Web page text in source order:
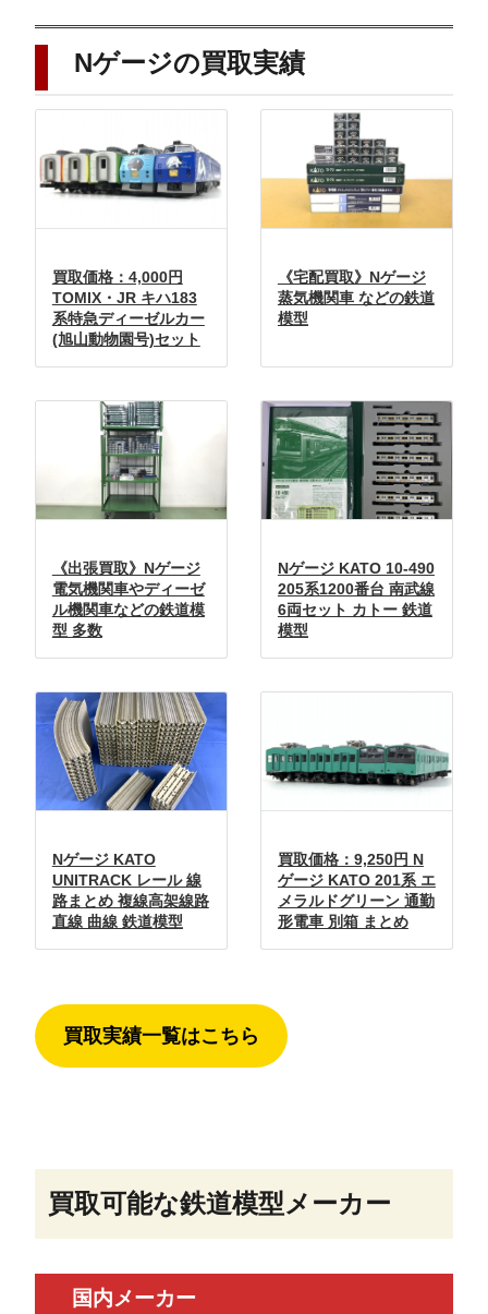
Nゲージの買取実績
買取価格：4,000円
TOMIX・JR キハ183
系特急ディーゼルカー
(旭山動物園号)セット
《宅配買取》Nゲージ
蒸気機関車 などの鉄道
模型
《出張買取》Nゲージ
電気機関車やディーゼ
ル機関車などの鉄道模
型 多数
Nゲージ KATO 10-490
205系1200番台 南武線
6両セット カトー 鉄道
模型
Nゲージ KATO
UNITRACK レール 線
路まとめ 複線高架線路
直線 曲線 鉄道模型
買取価格：9,250円 N
ゲージ KATO 201系 エ
メラルドグリーン 通勤
形電車 別箱 まとめ
買取実績一覧はこちら
買取可能な鉄道模型メーカー
国内メーカー